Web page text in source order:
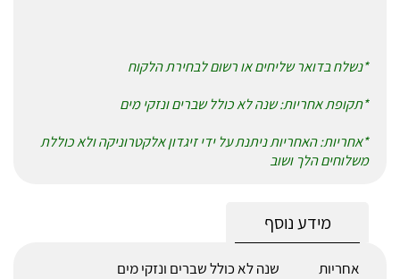
*נשלח בדואר שליחים או רשום לבחירת הלקוח
*תקופת אחריות: שנה לא כולל שברים ונזקי מים
*אחריות: האחריות ניתנת על ידי זיגדון אלקטרוניקה ולא כוללת
משלוחים הלך ושוב
מידע נוסף
אחריות
שנה לא כולל שברים ונזקי מים